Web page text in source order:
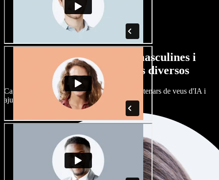
Gran varietat de veus masculines i
femenines amb accents diversos
Cap projecte ha de sonar igual. Tria entre centenars de veus d'IA i
ajusta'n l’accent.